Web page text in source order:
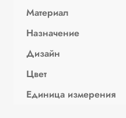
Материал
Назначение
Дизайн
Цвет
Единица измерения